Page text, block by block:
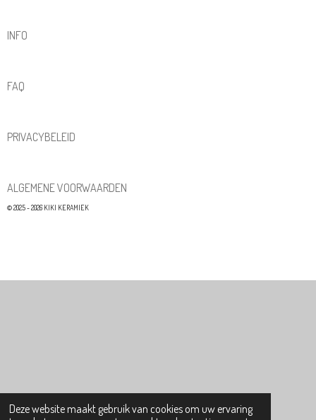
Deze website maakt gebruik van cookies om uw ervaring
INFO
FAQ
PRIVACYBELEID
ALGEMENE VOORWAARDEN
© 2025 - 2026 KIKI KERAMIEK